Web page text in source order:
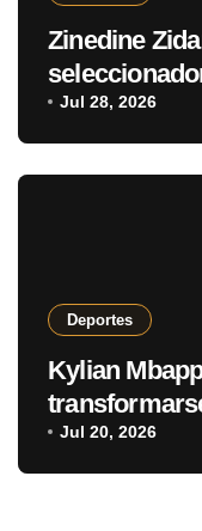
Zinedine
Jul 28, 2026
Deportes
Kylian
los mundiales
Jul 20, 2026